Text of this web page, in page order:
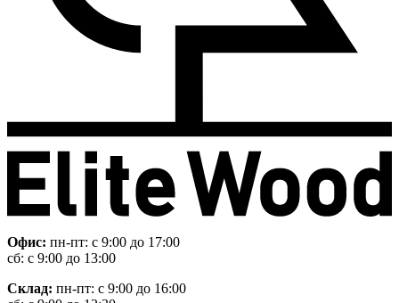
Офис: пн-пт: с 9:00 до 17:00
сб: с 9:00 до 13:00
Склад: пн-пт: с 9:00 до 16:00